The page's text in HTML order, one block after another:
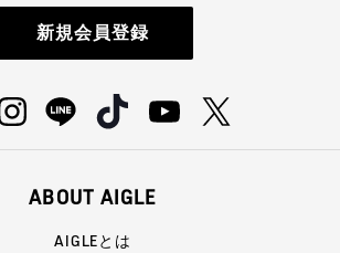
新規会員登録
ABOUT AIGLE
AIGLEとは